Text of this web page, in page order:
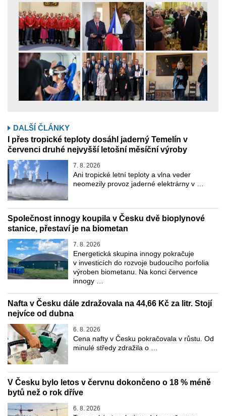
DALŠÍ ČLÁNKY
I přes tropické teploty dosáhl jaderný Temelín v
červenci druhé nejvyšší letošní měsíční výroby
7. 8. 2026
Ani tropické letní teploty a vlna veder
neomezily provoz jaderné elektrárny v …
Společnost innogy koupila v Česku dvě bioplynové
stanice, přestaví je na biometan
7. 8. 2026
Energetická skupina innogy pokračuje
v investicích do rozvoje budoucího porfolia
výroben biometanu. Na konci července
innogy …
Nafta v Česku dále zdražovala na 44,66 Kč za litr. Stojí
nejvíce od dubna
6. 8. 2026
Cena nafty v Česku pokračovala v růstu. Od
minulé středy zdražila o …
V Česku bylo letos v červnu dokončeno o 18 % méně
bytů než o rok dříve
6. 8. 2026